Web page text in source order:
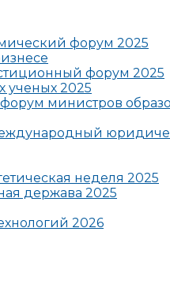
форум 2025
форум 2025
ученых 2025
министров
неделя 2025
держава 2025
2026